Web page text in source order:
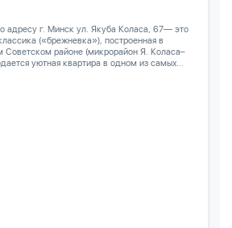
адресу г. Минск ул. Якуба Коласа, 67— это
(«брежневка»), построенная в
Советском районе (микрорайон Я. Коласа–
уютная квартира в одном из самых...